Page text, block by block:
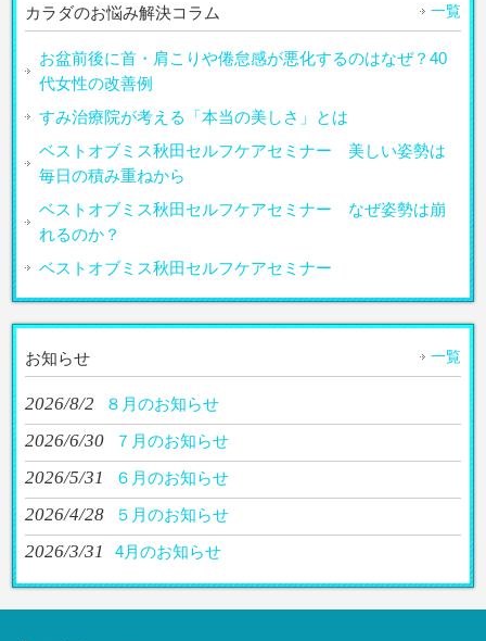
カラダのお悩み解決コラム 一覧
お盆前後に首・肩こりや倦怠感が悪化するのはなぜ？40
代女性の改善例
すみ治療院が考える「本当の美しさ」とは
ベストオブミス秋田セルフケアセミナー 美しい姿勢は
毎日の積み重ねから
ベストオブミス秋田セルフケアセミナー なぜ姿勢は崩
れるのか？
ベストオブミス秋田セルフケアセミナー
お知らせ 一覧
2026/8/2 ８月のお知らせ
2026/6/30 ７月のお知らせ
2026/5/31 ６月のお知らせ
2026/4/28 ５月のお知らせ
2026/3/31 4月のお知らせ